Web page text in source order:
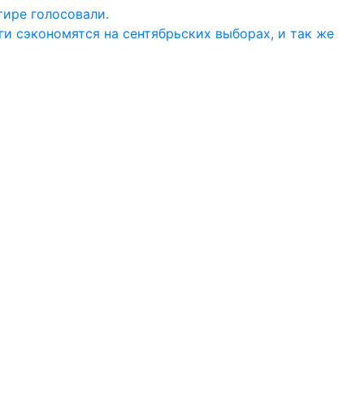
голосовали.
сэкономятся на сентябрьских выборах, и так же